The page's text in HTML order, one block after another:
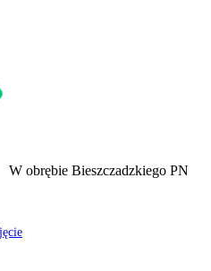
W obrębie Bieszczadzkiego PN